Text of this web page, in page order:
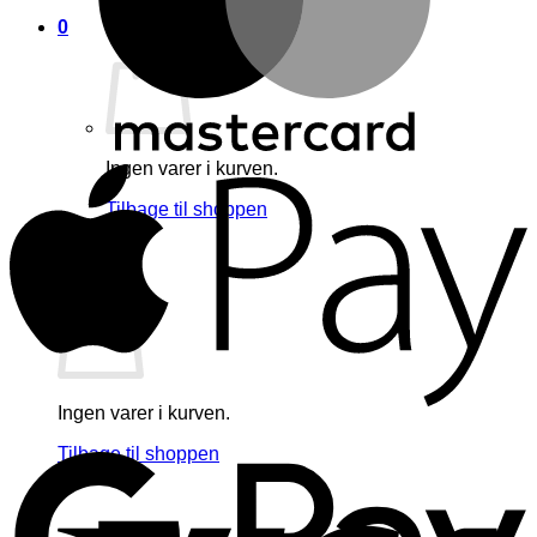
0
Ingen varer i kurven.
Tilbage til shoppen
Ingen varer i kurven.
Tilbage til shoppen